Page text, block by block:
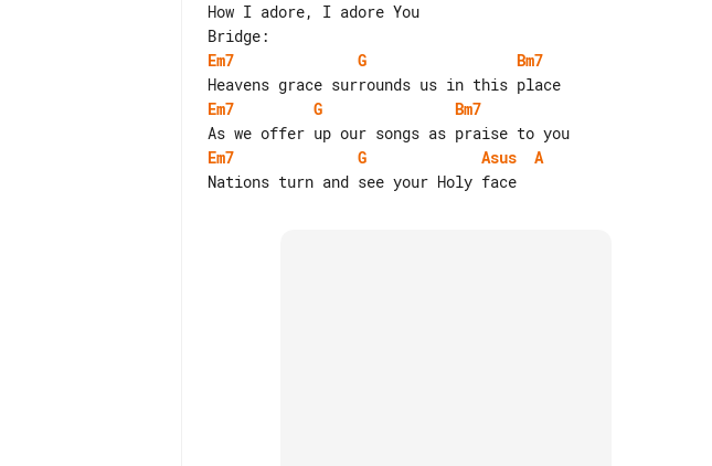
How I adore, I adore You
Em7
G
Bm7
Em7
G
Bm7
Em7
G Asus
A